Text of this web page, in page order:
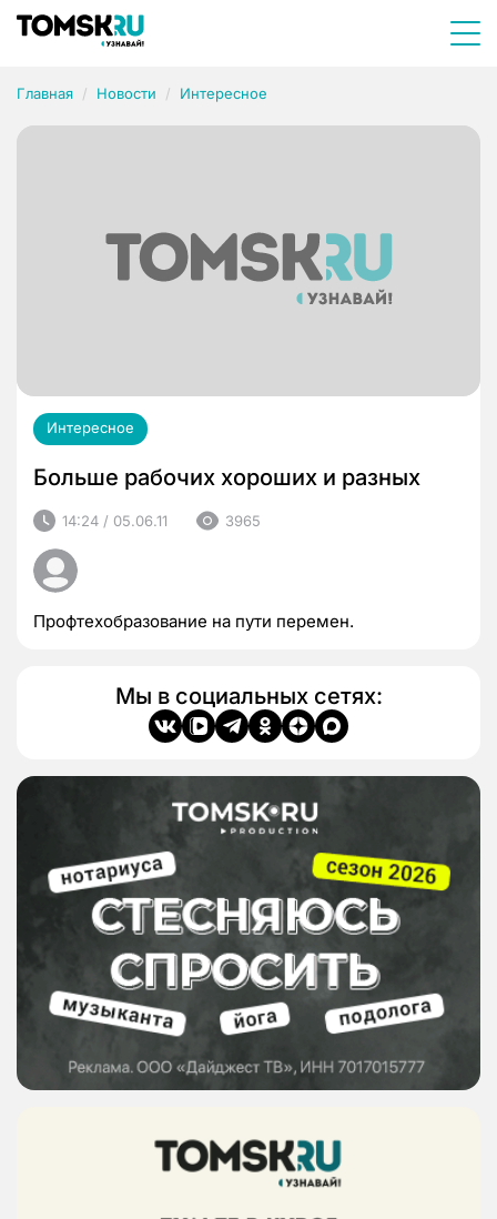
Главная Новости Интересное
Интересное
Больше рабочих хороших и разных
14:24 / 05.06.11 3965
Профтехобразование на пути перемен.
Мы в социальных сетях: